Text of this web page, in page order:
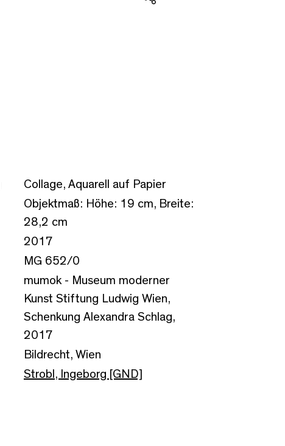
Collage, Aquarell auf Papier
Objektmaß: Höhe: 19 cm, Breite:
28,2 cm
2017
MG 652/0
mumok - Museum moderner
Kunst Stiftung Ludwig Wien,
Schenkung Alexandra Schlag,
2017
Bildrecht, Wien
Strobl, Ingeborg [GND]